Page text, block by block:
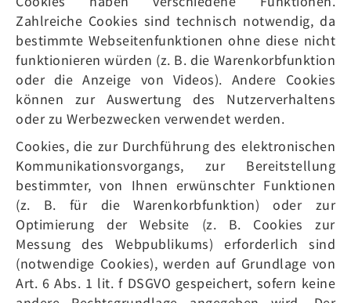
Zahlreiche Cookies sind technisch notwendig, da
bestimmte Webseitenfunktionen ohne diese nicht
funktionieren würden (z. B. die Warenkorbfunktion
oder die Anzeige von Videos). Andere Cookies
können zur Auswertung des Nutzerverhaltens
oder zu Werbezwecken verwendet werden.
Cookies, die zur Durchführung des elektronischen
Kommunikationsvorgangs, zur Bereitstellung
bestimmter, von Ihnen erwünschter Funktionen
(z. B. für die Warenkorbfunktion) oder zur
Optimierung der Website (z. B. Cookies zur
Messung des Webpublikums) erforderlich sind
(notwendige Cookies), werden auf Grundlage von
Art. 6 Abs. 1 lit. f DSGVO gespeichert, sofern keine